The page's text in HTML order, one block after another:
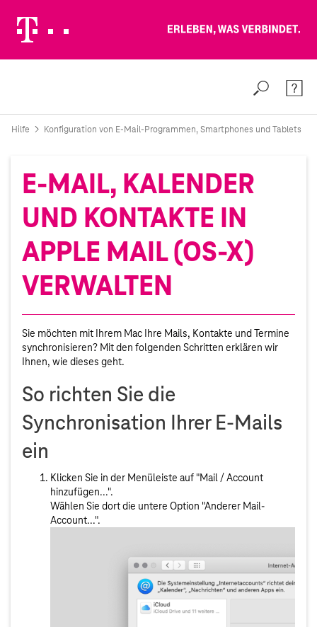
Suche
Hilfe Konfiguration von E-Mail-Programmen, Smartphones und Tablets
E-MAIL, KALENDER
UND KONTAKTE IN
APPLE MAIL (OS-X)
VERWALTEN
Sie möchten mit Ihrem Mac Ihre Mails, Kontakte und Termine
synchronisieren? Mit den folgenden Schritten erklären wir
Ihnen, wie dieses geht.
So richten Sie die
Synchronisation Ihrer E-Mails
ein
Klicken Sie in der Menüleiste auf "Mail / Account
hinzufügen...".
Wählen Sie dort die untere Option "Anderer Mail-
Account...".